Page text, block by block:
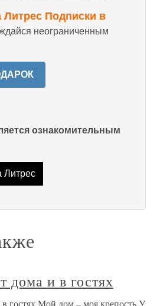
Литрес Подписки в
неограниченным
ознакомительным
Литрес
дома и в гостях